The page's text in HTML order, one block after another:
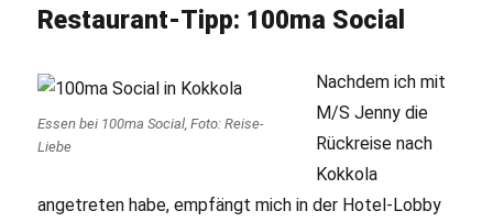
Restaurant-Tipp: 100ma Social
Essen bei 100ma Social, Foto: Reise-
Liebe
Nachdem ich mit
M/S Jenny die
Rückreise nach
Kokkola
angetreten habe, empfängt mich in der Hotel-Lobby